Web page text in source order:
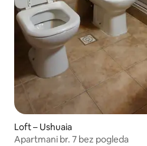
Loft – Ushuaia
Apartmani br. 7 bez pogleda